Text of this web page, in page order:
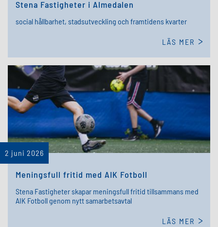
Stena Fastigheter i Almedalen
social hållbarhet, stadsutveckling och framtidens kvarter
LÄS MER
2 juni 2026
Meningsfull fritid med AIK Fotboll
Stena Fastigheter skapar meningsfull fritid tillsammans med
AIK Fotboll genom nytt samarbetsavtal
LÄS MER